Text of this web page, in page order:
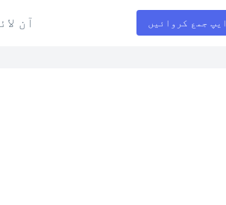
آن ایپ جمع کروائیں